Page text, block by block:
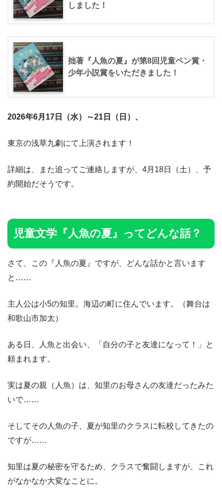
しました！
拙著『人魚の夏』が第8回児童ペン賞・
少年小説賞をいただきました！
2026年6月17日（水）～21日（日）、
東京の浅草九劇にて上演されます！
詳細は、また追ってご連絡しますが、4月18日（土）、予
約開始だそうです。
児童文学『人魚の夏』ってどんな話？
さて、この『人魚の夏』ですが、どんな話かと言います
と……
主人公は小5の知里。海辺の町に住んでいます。（舞台は
和歌山市加太）
ある日、人魚と出会い、「自分の子と友達になって！」と
頼まれます。
実は夏の親（人魚）は、知里のお母さんの友達だったみた
いで……
そしてその人魚の子、夏が知里のクラスに転校してきたの
ですが……
知里は夏の秘密を守るため、クラスで奮闘しますが、これ
がなかなか大変なことに。